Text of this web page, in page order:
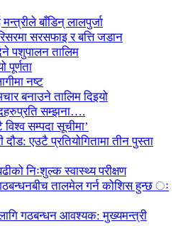
बाँडिन् लालपुर्जा
सरसफाइ र बत्ति जडान
पशुपालन तालिम
पूर्णता
नष्ट
बनाउने तालिम दिइयो
सम्झना….
सम्पदा सूचीमा’
एउटै प्रतियोगितामा तीन पुस्ता
निःशुल्क स्वास्थ्य परीक्षण
गठबन्धनबीच तालमेल गर्न कोशिस हुन्छ ः
गठबन्धन आवश्यक: मुख्यमन्त्री